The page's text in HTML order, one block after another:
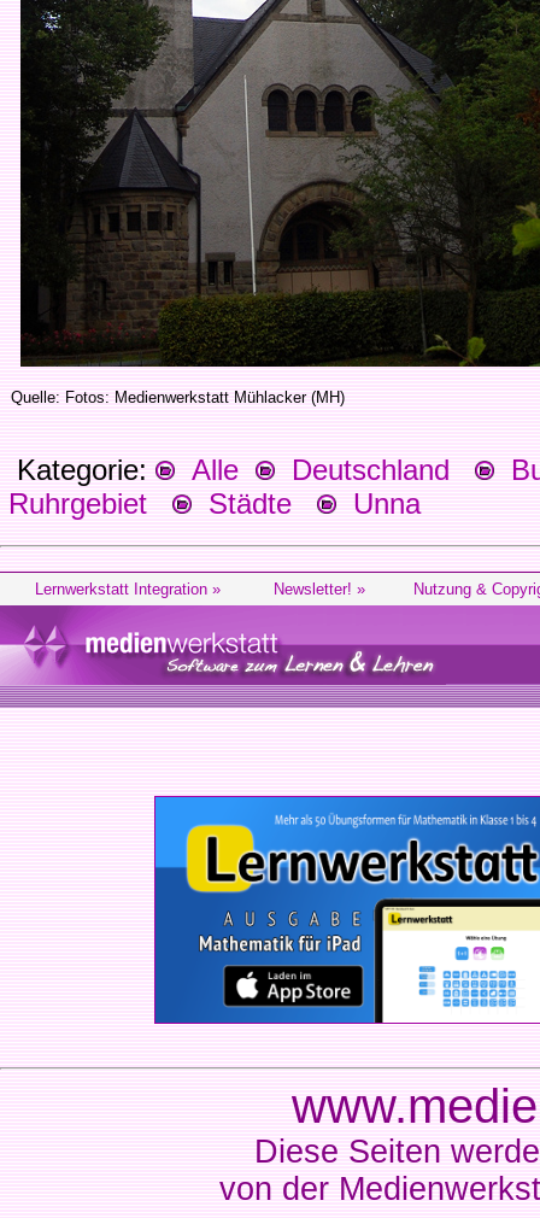
Quelle: Fotos: Medienwerkstatt Mühlacker (MH)
Kategorie: Alle Deutschland
Ruhrgebiet
Städte Unna
Lernwerkstatt Integration » Newsletter! » Nutzung &
Diese Seiten
von der